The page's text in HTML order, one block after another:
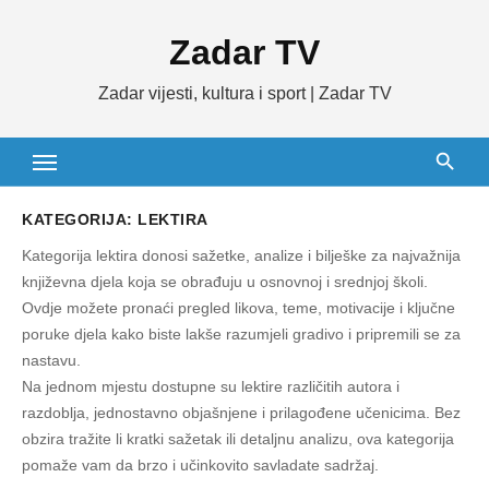
Zadar TV
Zadar vijesti, kultura i sport | Zadar TV
KATEGORIJA: LEKTIRA
Kategorija lektira donosi sažetke, analize i bilješke za najvažnija
književna djela koja se obrađuju u osnovnoj i srednjoj školi.
Ovdje možete pronaći pregled likova, teme, motivacije i ključne
poruke djela kako biste lakše razumjeli gradivo i pripremili se za
nastavu.
Na jednom mjestu dostupne su lektire različitih autora i
razdoblja, jednostavno objašnjene i prilagođene učenicima. Bez
obzira tražite li kratki sažetak ili detaljnu analizu, ova kategorija
pomaže vam da brzo i učinkovito savladate sadržaj.